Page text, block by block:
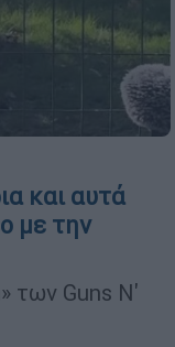
και αυτά
με την
των Guns N'